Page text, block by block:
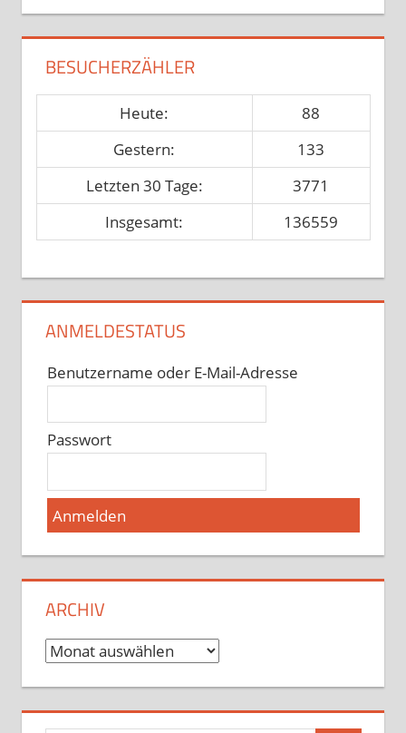
BESUCHERZÄHLER
Heute:
88
Gestern:
133
Letzten 30 Tage:
3771
Insgesamt:
136559
ANMELDESTATUS
Benutzername oder E-Mail-Adresse
Passwort
ARCHIV
Archiv